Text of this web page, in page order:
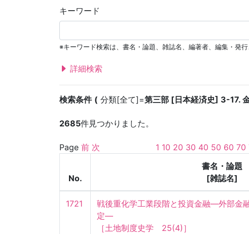
キーワード
※キーワード検索は、書名・論題、雑誌名、編著者、編集・発
詳細検索
検索条件 分類[全て]=第三部 [日本経済史] 3-17.
2685件見つかりました。
Page 前 次 1 10 20 30 40 50 60 70
No.
書名・論題
[雑誌名]
1721
戦後重化学工業段階と投資金融—外部金
定—
［土地制度史学　25(4)］